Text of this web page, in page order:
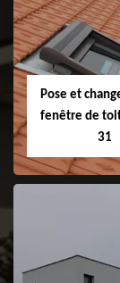
Pose et
fenêtre de
31
Pose